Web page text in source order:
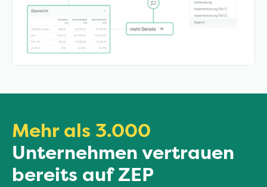
Mehr als 3.000
Unternehmen vertrauen
bereits auf ZEP